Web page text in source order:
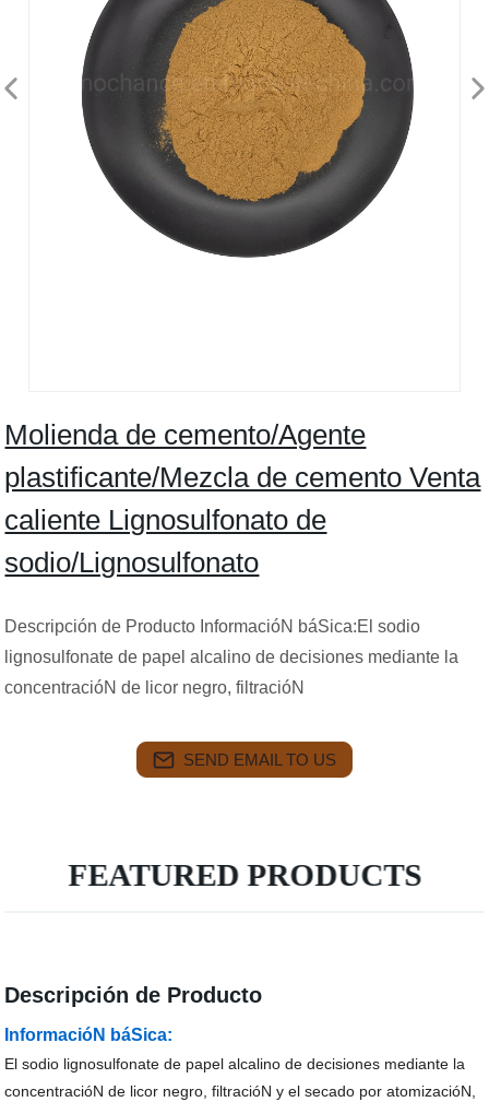
Molienda de cemento/Agente
plastificante/Mezcla de cemento Venta
caliente Lignosulfonato de
sodio/Lignosulfonato
Descripción de Producto InformacióN báSica:El sodio
lignosulfonate de papel alcalino de decisiones mediante la
concentracióN de licor negro, filtracióN
SEND EMAIL TO US
FEATURED PRODUCTS
Descripción de Producto
InformacióN báSica:
El sodio lignosulfonate de papel alcalino de decisiones mediante la
concentracióN de licor negro, filtracióN y el secado por atomizacióN,